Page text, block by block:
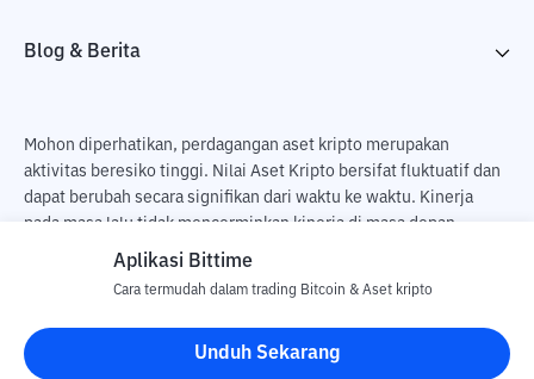
Blog & Berita
Mohon diperhatikan, perdagangan aset kripto merupakan
aktivitas beresiko tinggi. Nilai Aset Kripto bersifat fluktuatif dan
dapat berubah secara signifikan dari waktu ke waktu. Kinerja
pada masa lalu tidak mencerminkan kinerja di masa depan.
Terdapat risiko kehilangan sebagai dampak dari membeli dan
pengguna. PT Utama Aset Digital Indonesia (Bittime) tidak
bertanggung jawab atas perubahan fluktuasi dari nilai tukar Aset
Kripto.
Aplikasi Bittime
Cara termudah dalam trading Bitcoin & Aset kripto
Unduh Sekarang